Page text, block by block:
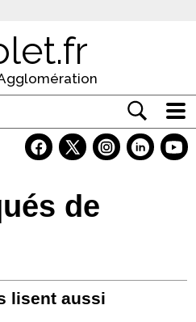
de
lisent aussi